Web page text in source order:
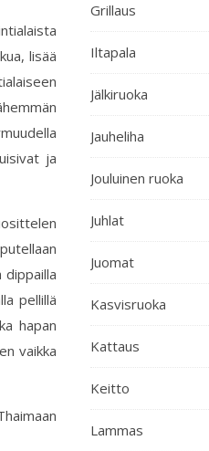
lisää
ja
dippailla
pellillä
hapan
vaikka
Grillaus
Iltapala
Jälkiruoka
Jauheliha
Jouluinen ruoka
Juhlat
Juomat
Kasvisruoka
Kattaus
Keitto
Lammas